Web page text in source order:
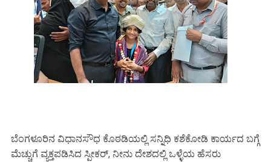
ಬೆಂಗಳೂರಿನ ವಿಧಾನಸೌಧ ಕೊಠಡಿಯಲ್ಲಿ ಸನ್ನಿಧಿ ಕಶೆಕೋಡಿ ಕಾರ್ಯದ ಬಗ್ಗೆ
ಮೆಚ್ಚುಗೆ ವ್ಯಕ್ತಪಡಿಸಿದ ಸ್ಪೀಕರ್, ನೀನು ದೇಶದಲ್ಲಿ ಒಳ್ಳೆಯ ಹೆಸರು